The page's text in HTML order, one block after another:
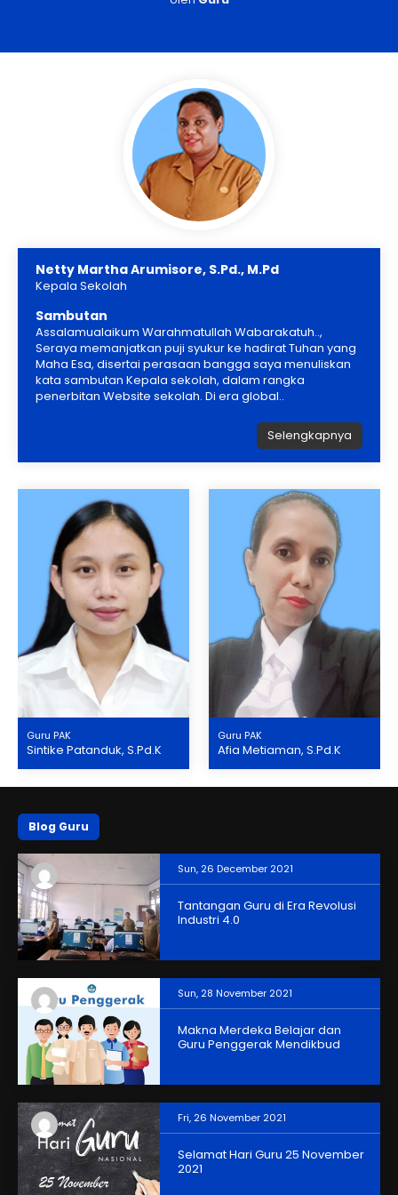
Netty Martha Arumisore, S.Pd., M.Pd
Kepala Sekolah
Sambutan
Assalamualaikum Warahmatullah Wabarakatuh..,
Seraya memanjatkan puji syukur ke hadirat Tuhan yang
Maha Esa, disertai perasaan bangga saya menuliskan
kata sambutan Kepala sekolah, dalam rangka
penerbitan Website sekolah. Di era global..
Selengkapnya
Guru PAK
Sintike Patanduk, S.Pd.K
Guru PAK
Afia Metiaman, S.Pd.K
Blog Guru
Sun, 26 December 2021
Tantangan Guru di Era Revolusi
Industri 4.0
Sun, 28 November 2021
Makna Merdeka Belajar dan
Guru Penggerak Mendikbud
Fri, 26 November 2021
Selamat Hari Guru 25 November
2021